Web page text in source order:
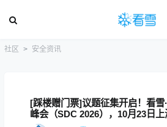
社区 安全资讯
[踩楼赠门票]议题征集开启！看雪
峰会（SDC 2026），10月23日上